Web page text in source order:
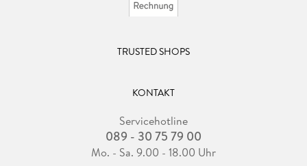
TRUSTED SHOPS
KONTAKT
Servicehotline
089 - 30 75 79 00
Mo. - Sa. 9.00 - 18.00 Uhr